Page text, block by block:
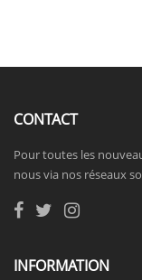
CONTACT
Pour toutes les
nous via nos réseaux
INFORMATION